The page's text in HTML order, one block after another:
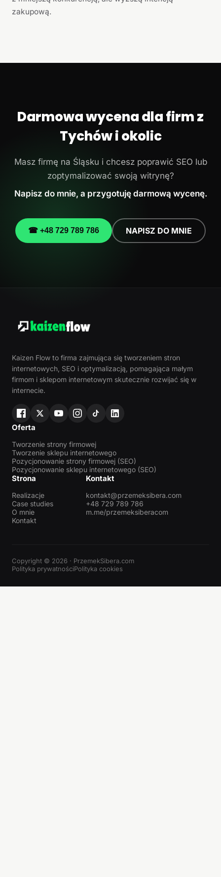
zakupową.
Darmowa wycena dla firm z
Tychów i okolic
Masz firmę na Śląsku i chcesz poprawić SEO lub
zoptymalizować swoją witrynę?
Napisz do mnie, a przygotuję darmową wycenę.
☎ +48 729 789 786 NAPISZ DO MNIE
Kaizen Flow to firma zajmująca się tworzeniem stron
internetowych, SEO i optymalizacją, pomagająca małym
firmom i sklepom internetowym skutecznie rozwijać się w
internecie.
Oferta
Tworzenie strony firmowej
Tworzenie sklepu internetowego
Pozycjonowanie strony firmowej (SEO)
Pozycjonowanie sklepu internetowego (SEO)
Strona
Realizacje
Case studies
O mnie
Kontakt
Kontakt
kontakt@przemeksibera.com
+48 729 789 786
m.me/przemeksiberacom
Copyright © 2026 · PrzemekSibera.com
Polityka prywatnościPolityka cookies